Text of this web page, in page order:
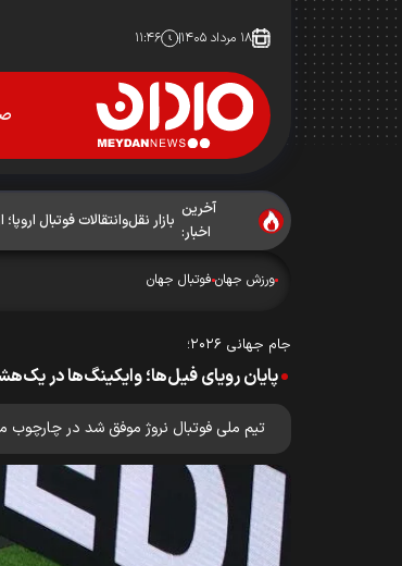
۱۸ مرداد ۱۴۰۵ ۱۱:۴۶
آخرین
اخبار:
بازار نقل‌وانتقالات فوتبال
ورزش جهان فوتبال جهان
جام جهانی ۲۰۲۶؛
پایان رویای فیل‌ها؛ وایکینگ‌ها در
تیم ملی فوتبال نروژ موفق شد در چارچوب مرحله یک‌شانزدهم نهایی رقابت‌های جام